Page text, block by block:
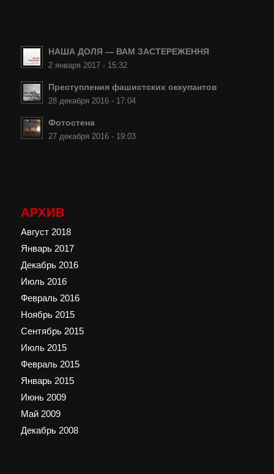
НАША ДОЛЯ — ВАМ ЗАСТЕРЕЖЕННЯ
2 января 2017 - 15:32
Преступления фашистских оккупантов
28 декабря 2016 - 17:04
Фотостена
27 декабря 2016 - 19:03
АРХИВ
Август 2018
Январь 2017
Декабрь 2016
Июль 2016
Февраль 2016
Ноябрь 2015
Сентябрь 2015
Июль 2015
Февраль 2015
Январь 2015
Июнь 2009
Май 2009
Декабрь 2008